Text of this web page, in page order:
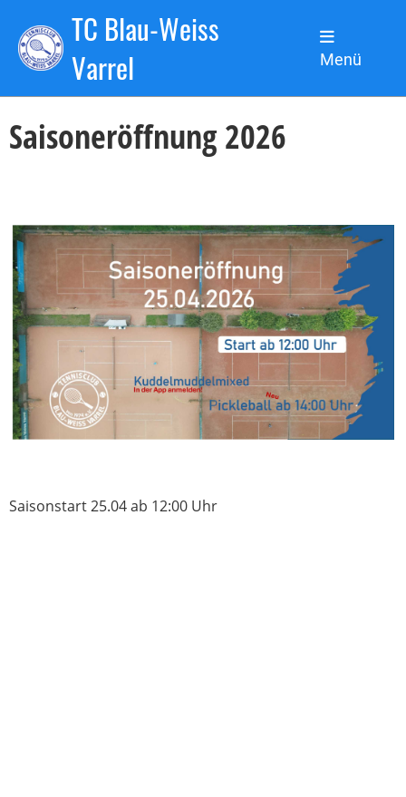
TC Blau-Weiss
Varrel
Menü
Zurück
, Sanchez de la Torre Nicolas
Saisoneröffnung 2026
Saisonstart 25.04 ab 12:00 Uhr